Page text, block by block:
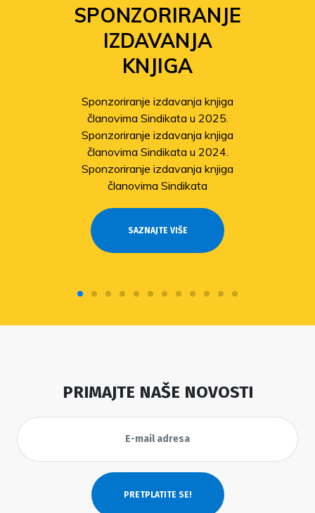
SPONZORIRANJE
IZDAVANJA
KNJIGA
Sponzoriranje izdavanja knjiga
članovima Sindikata u 2025.
Sponzoriranje izdavanja knjiga
članovima Sindikata u 2024.
Sponzoriranje izdavanja knjiga
članovima Sindikata
SAZNAJTE VIŠE
PRIMAJTE NAŠE NOVOSTI